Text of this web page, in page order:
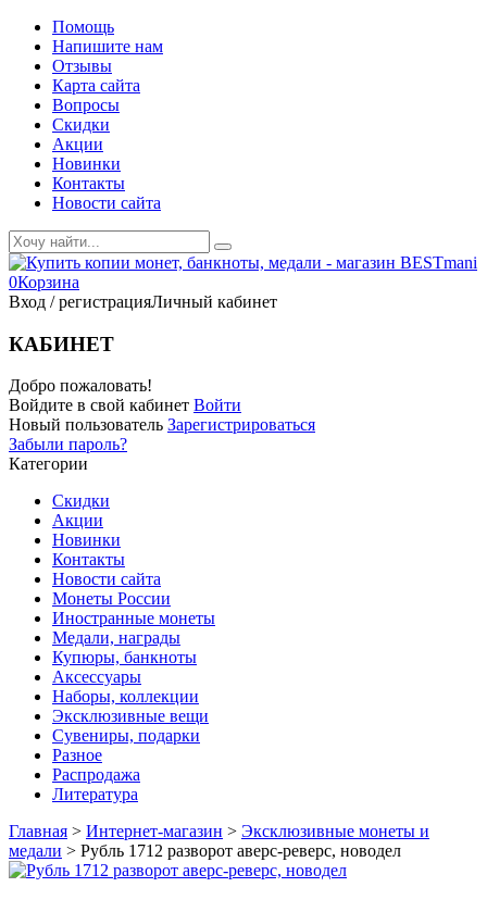
Помощь
Напишите нам
Отзывы
Карта сайта
Вопросы
Скидки
Акции
Новинки
Контакты
Новости сайта
0Корзина
Вход / регистрацияЛичный кабинет
КАБИНЕТ
Добро пожаловать!
Войдите в свой кабинет Войти
Новый пользователь Зарегистрироваться
Забыли пароль?
Категории
Скидки
Акции
Новинки
Контакты
Новости сайта
Монеты России
Иностранные монеты
Медали, награды
Купюры, банкноты
Аксессуары
Наборы, коллекции
Эксклюзивные вещи
Сувениры, подарки
Разное
Распродажа
Литература
Главная > Интернет-магазин > Эксклюзивные монеты и
медали > Рубль 1712 разворот аверс-реверс, новодел